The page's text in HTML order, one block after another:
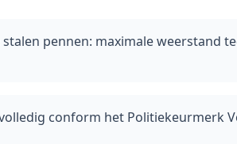
pennen: maximale weerstand
conform het Politiekeurmerk